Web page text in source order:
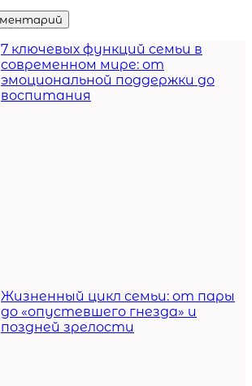
7 ключевых функций семьи в
современном мире: от
эмоциональной поддержки до
воспитания
Жизненный цикл семьи: от пары
до «опустевшего гнезда» и
поздней зрелости